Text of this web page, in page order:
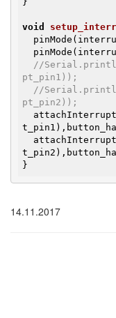
void
//
pt_pin1));
//
pt_pin2));
}
14.11.2017